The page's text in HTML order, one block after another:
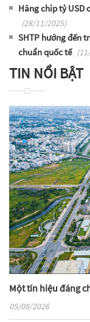
Hãng chip tỷ USD
(28/11/2025)
SHTP hướng đến
chuẩn quốc tế
TIN NỔI BẬT
Một tín hiệu đáng
05/08/2026